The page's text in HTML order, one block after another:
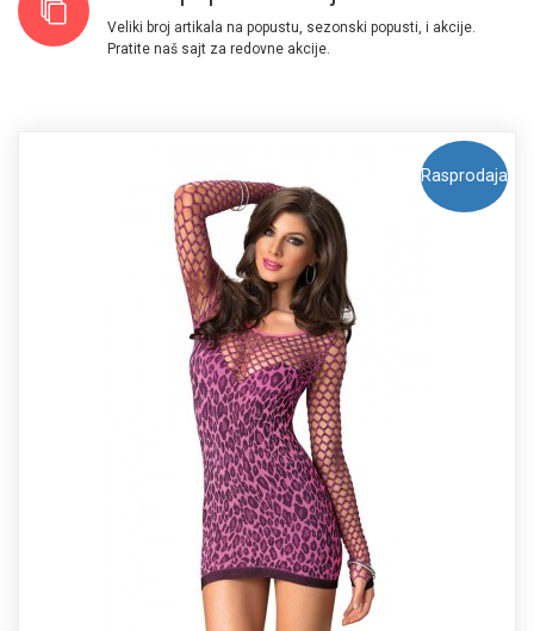
Veliki broj artikala na popustu, sezonski popusti, i akcije.
Pratite naš sajt za redovne akcije.
Rasprodaja